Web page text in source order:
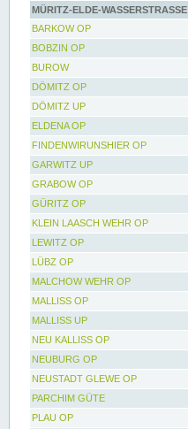
MÜRITZ-ELDE-WASSERSTRASSE
BARKOW OP
BOBZIN OP
BUROW
DÖMITZ OP
DÖMITZ UP
ELDENA OP
FINDENWIRUNSHIER OP
GARWITZ UP
GRABOW OP
GÜRITZ OP
KLEIN LAASCH WEHR OP
LEWITZ OP
LÜBZ OP
MALCHOW WEHR OP
MALLISS OP
MALLISS UP
NEU KALLISS OP
NEUBURG OP
NEUSTADT GLEWE OP
PARCHIM GÜTE
PLAU OP